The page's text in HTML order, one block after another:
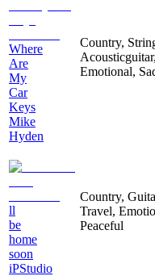
Where
Are
My
Car
Keys
Mike
Hyden
Country,
Emotional,
ll
be
home
soon
iPStudio
Country,
Travel,
Peaceful